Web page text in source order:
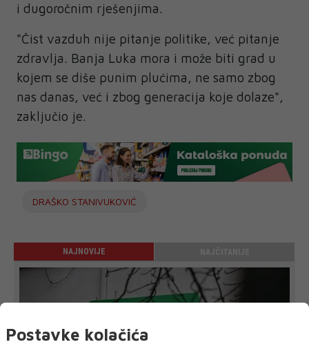
i dugoročnim rješenjima.
"Čist vazduh nije pitanje politike, već pitanje
zdravlja. Banja Luka mora i može biti grad u
kojem se diše punim plućima, ne samo zbog
nas danas, već i zbog generacija koje dolaze",
zaključio je.
DRAŠKO STANIVUKOVIĆ
NAJNOVIJE
Postavke kolačića